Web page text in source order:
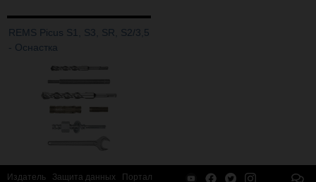
REMS Picus S1, S3, SR, S2/3,5
- Oснастка
Издатель Защита данных Портал